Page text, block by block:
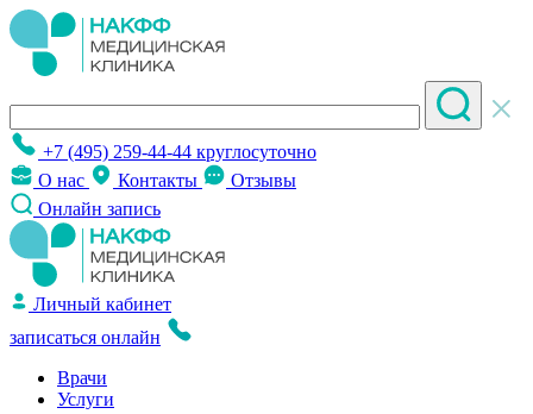
+7 (495) 259-44-44 круглосуточно
О нас
Контакты
Отзывы
Онлайн запись
Личный кабинет
записаться онлайн
Врачи
Услуги